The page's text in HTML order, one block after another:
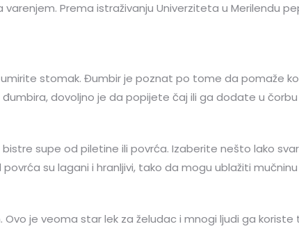
Prema istraživanju Univerziteta u Merilendu
stomak. Đumbir je poznat po tome da pomaže
dovoljno je da popijete čaj ili ga dodate u čorbu
supe od piletine ili povrća. Izaberite nešto lako
su lagani i hranljivi, tako da mogu ublažiti mučninu
je veoma star lek za želudac i mnogi ljudi ga